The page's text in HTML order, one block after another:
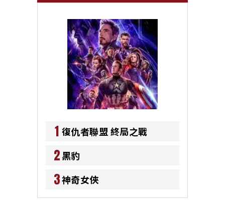
1 復仇者聯盟 終局之戰
2黑豹
3神奇女俠